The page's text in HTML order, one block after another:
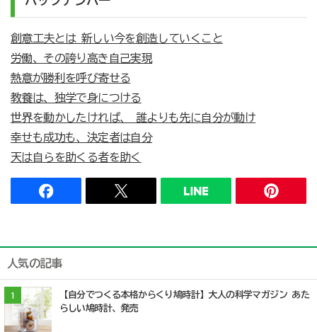
創意工夫とは 新しい今を創造していくこと
労働、その誇り高き自己実現
熱意が勝利を呼び寄せる
教養は、独学で身につける
世界を動かしたければ、 誰よりも先に自分が動け
幸せも成功も、決定者は自分
天は自らを助くる者を助く
人気の記事
1
【自分でつくる本格からくり鳩時計】大人の科学マガジン あた
らしい鳩時計、発売